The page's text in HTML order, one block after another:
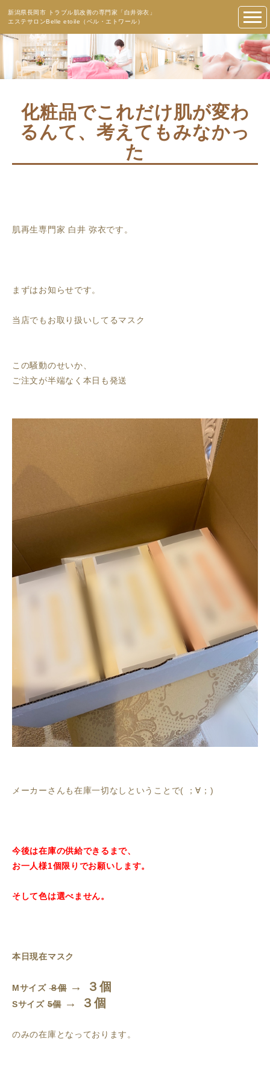
新潟県長岡市 トラブル肌改善の専門家「白井弥衣」
エステサロンBelle etoile（ベル・エトワール）
化粧品でこれだけ肌が変わ
るんて、考えてもみなかっ
た
肌再生専門家 白井 弥衣です。
まずはお知らせです。
当店でもお取り扱いしてるマスク
この騒動のせいか、
ご注文が半端なく本日も発送
メーカーさんも在庫一切なしということで( ；∀；)
今後は在庫の供給できるまで、
お一人様1個限りでお願いします。
そして色は選べません。
本日現在マスク
Mサイズ８個 → ３個
Sサイズ5個 → ３個
のみの在庫となっております。